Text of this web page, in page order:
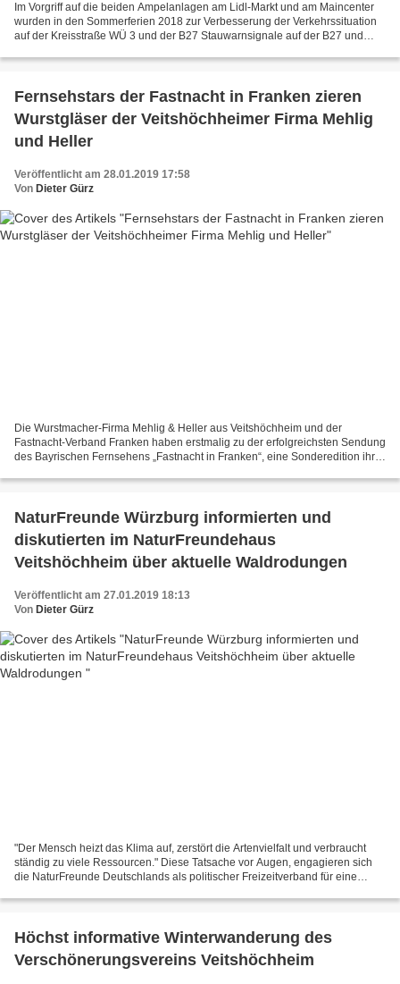
Im Vorgriff auf die beiden Ampelanlagen am Lidl-Markt und am Maincenter
wurden in den Sommerferien 2018 zur Verbesserung der Verkehrssituation
auf der Kreisstraße WÜ 3 und der B27 Stauwarnsignale auf der B27 und
Fernsehstars der Fastnacht in Franken zieren
Wurstgläser der Veitshöchheimer Firma Mehlig
und Heller
Veröffentlicht am 28.01.2019 17:58
Von Dieter Gürz
Die Wurstmacher-Firma Mehlig & Heller aus Veitshöchheim und der
Fastnacht-Verband Franken haben erstmalig zu der erfolgreichsten Sendung
des Bayrischen Fernsehens „Fastnacht in Franken“, eine Sonderedition ihrer
NaturFreunde Würzburg informierten und
diskutierten im NaturFreundehaus
Veitshöchheim über aktuelle Waldrodungen
Veröffentlicht am 27.01.2019 18:13
Von Dieter Gürz
"Der Mensch heizt das Klima auf, zerstört die Artenvielfalt und verbraucht
ständig zu viele Ressourcen." Diese Tatsache vor Augen, engagieren sich
die NaturFreunde Deutschlands als politischer Freizeitverband für eine
Höchst informative Winterwanderung des
Verschönerungsvereins Veitshöchheim